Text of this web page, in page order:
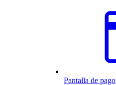
Pantalla de pago